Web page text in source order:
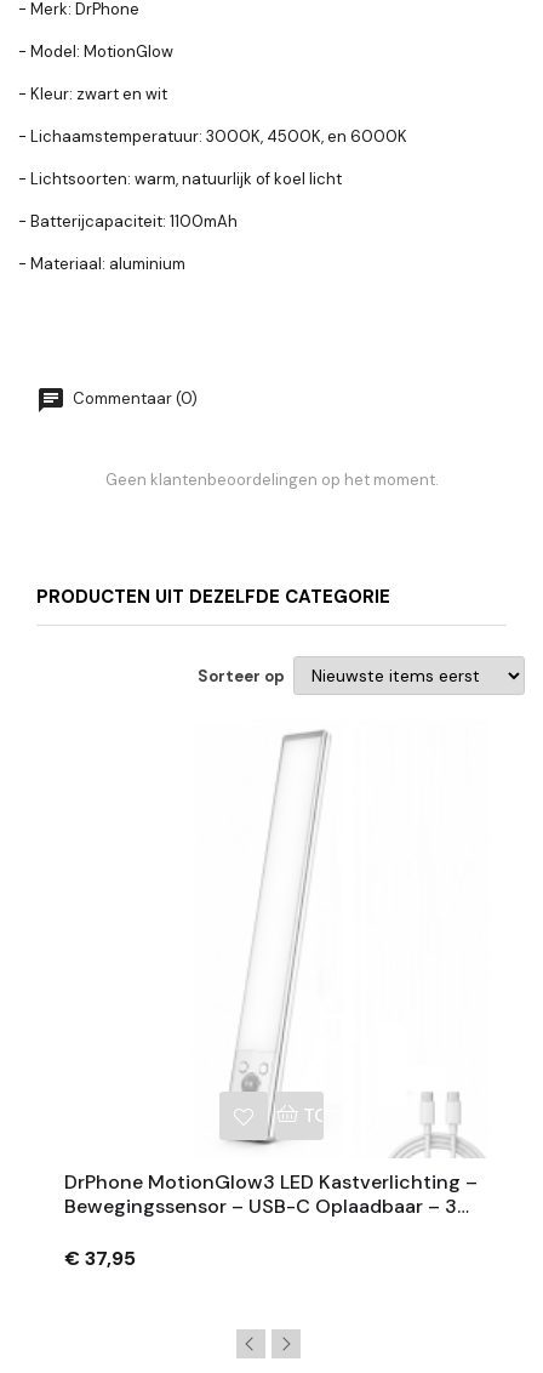
- Merk: DrPhone
- Model: MotionGlow
- Kleur: zwart en wit
- Lichaamstemperatuur: 3000K, 4500K, en 6000K
- Lichtsoorten: warm, natuurlijk of koel licht
- Batterijcapaciteit: 1100mAh
- Materiaal: aluminium
Commentaar (0)
Geen klantenbeoordelingen op het moment.
PRODUCTEN UIT DEZELFDE CATEGORIE
Sorteer op
TOEVOEGEN AAN
DrPhone MotionGlow3 LED Kastverlichting –
Bewegingssensor – USB-C Oplaadbaar – 3
€ 37,95